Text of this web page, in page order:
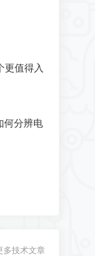
更值得入
何分辨电
多技术文章